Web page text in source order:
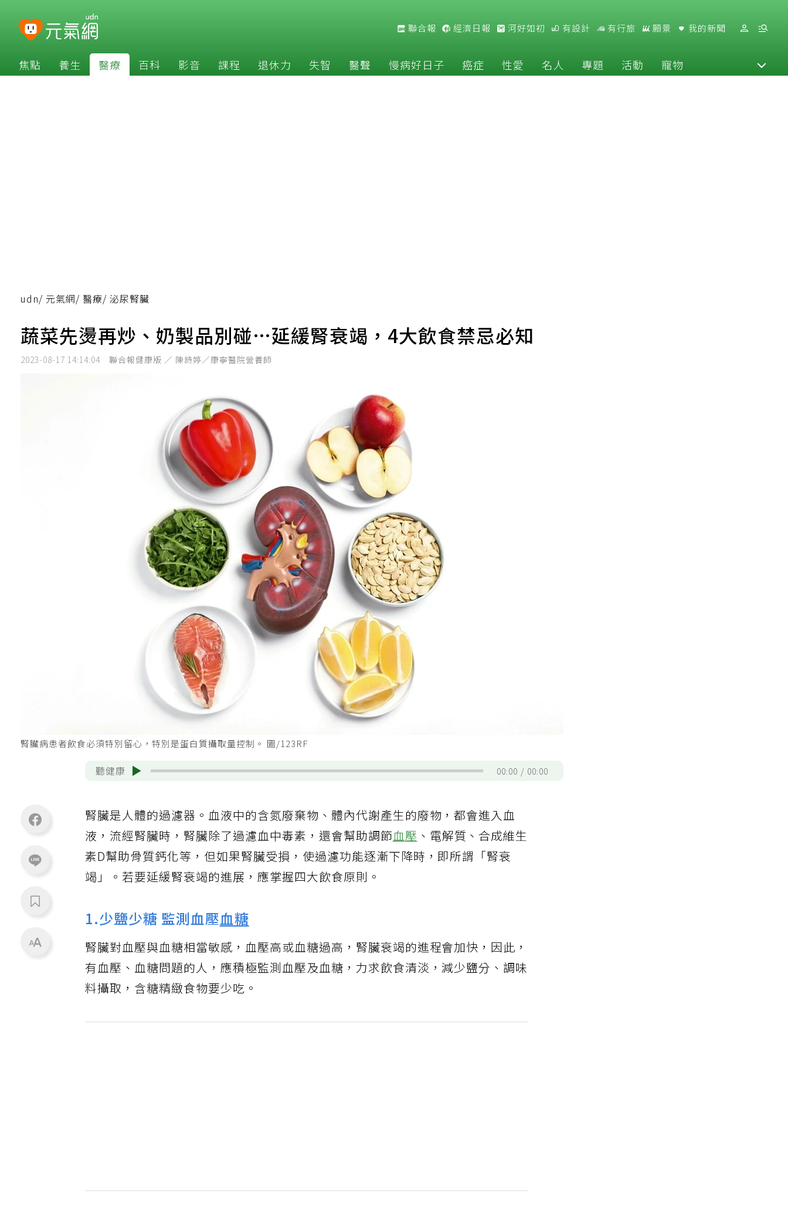
聯合報 經濟日報 河好如初 有設計 有行旅 願景 我的新聞
焦點 養生 醫療 百科 影音 課程 退休力 失智 醫聲 慢病好日子 癌症 性愛 名人 專題 活動 寵物
udn/ 元氣網/ 醫療/ 泌尿腎臟
蔬菜先燙再炒、奶製品別碰…延緩腎衰竭，4大飲食禁忌必知
2023-08-17 14:14:04 聯合報健康版 ／ 陳詩婷／康寧醫院營養師
腎臟病患者飲食必須特別留心，特別是蛋白質攝取量控制。 圖/123RF
聽健康 00:00 00:00
腎臟是人體的過濾器。血液中的含氮廢棄物、體內代謝產生的廢物，都會進入血
液，流經腎臟時，腎臟除了過濾血中毒素，還會幫助調節血壓 、電解質、合成維生
素D幫助骨質鈣化等，但如果腎臟受損，使過濾功能逐漸下降時，即所謂「腎衰
竭」。若要延緩腎衰竭的進展，應掌握四大飲食原則。
1.少鹽少糖 監測血壓血糖
腎臟對血壓與血糖相當敏感，血壓高或血糖過高，腎臟衰竭的進程會加快，因此，
有血壓、血糖問題的人，應積極監測血壓及血糖，力求飲食清淡，減少鹽分、調味
料攝取，含糖精緻食物要少吃。